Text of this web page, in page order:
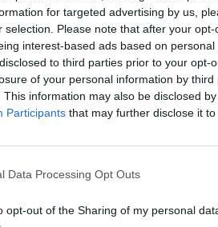
for targeted advertising by us,
selection. Please note that after your
interest-based ads based on
to third parties prior to your opt-
of your personal information by third
This information may also be disclosed
Participants that may further disclose it
Data Processing Opt Outs
opt-out of the Sharing of my personal
tyrimuose buvo tiriama tik
dažniai liko beveik neištirti.
– tokios kaip oro eismo
stotys – skleidžia tokio